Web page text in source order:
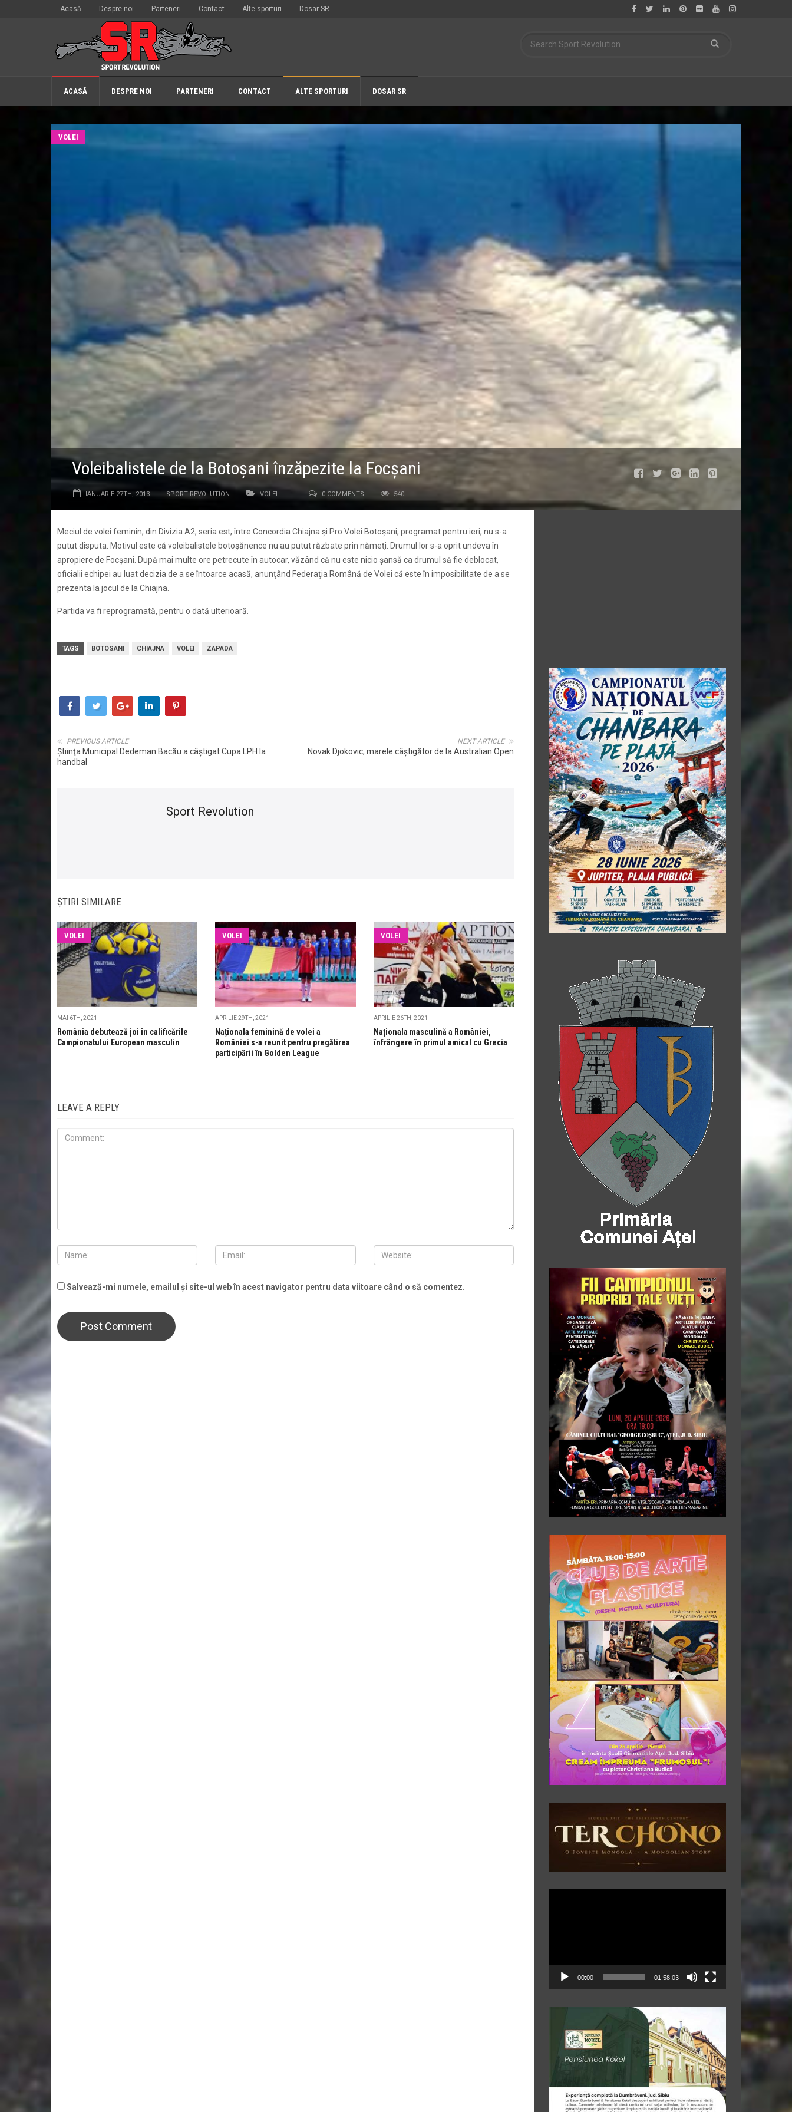
Acasă Despre noi Parteneri Contact Alte sporturi Dosar SR
ACASĂ DESPRE NOI PARTENERI CONTACT ALTE SPORTURI DOSAR SR
VOLEI
Voleibalistele de la Botoşani înzăpezite la Focşani
IANUARIE 27TH, 2013 SPORT REVOLUTION VOLEI 0 COMMENTS 540
Meciul de volei feminin, din Divizia A2, seria est, între Concordia Chiajna şi Pro Volei Botoşani, programat pentru ieri, nu s-a
putut disputa. Motivul este că voleibalistele botoşănence nu au putut răzbate prin nămeţi. Drumul lor s-a oprit undeva în
apropiere de Focşani. După mai multe ore petrecute în autocar, văzând că nu este nicio şansă ca drumul să fie deblocat,
oficialii echipei au luat decizia de a se întoarce acasă, anunţând Federaţia Română de Volei că este în imposibilitate de a se
prezenta la jocul de la Chiajna.
Partida va fi reprogramată, pentru o dată ulterioară.
TAGS BOTOSANI CHIAJNA VOLEI ZAPADA
NEXT ARTICLE
Novak Djokovic, marele câştigător de la Australian Open
PREVIOUS ARTICLE
Ştiinţa Municipal Dedeman Bacău a câştigat Cupa LPH la
handbal
Sport Revolution
ȘTIRI SIMILARE
VOLEI
MAI 6TH, 2021
România debutează joi în calificările
Campionatului European masculin
VOLEI
APRILIE 29TH, 2021
Naționala feminină de volei a
României s-a reunit pentru pregătirea
participării în Golden League
VOLEI
APRILIE 26TH, 2021
Naționala masculină a României,
înfrângere în primul amical cu Grecia
LEAVE A REPLY
Salvează-mi numele, emailul și site-ul web în acest navigator pentru data viitoare când o să comentez.
00:00 01:58:03